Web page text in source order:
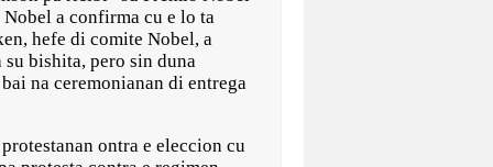
a confirma cu e lo ta
hefe di comite Nobel, a
bishita, pero sin duna
na ceremonianan di entrega
ontra e eleccion cu